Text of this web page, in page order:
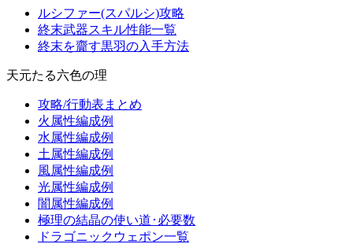
ルシファー(スパルシ)攻略
終末武器スキル性能一覧
終末を齎す黒羽の入手方法
天元たる六色の理
攻略/行動表まとめ
火属性編成例
水属性編成例
土属性編成例
風属性編成例
光属性編成例
闇属性編成例
極理の結晶の使い道･必要数
ドラゴニックウェポン一覧